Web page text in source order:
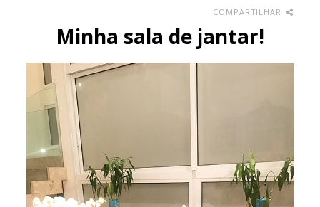
COMPARTILHAR
Minha sala de jantar!